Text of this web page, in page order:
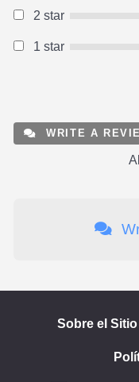
2 star
1 star
WRITE A
Sobre el Sitio